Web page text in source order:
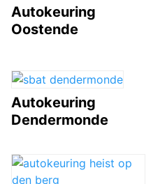
Autokeuring
Oostende
Autokeuring
Dendermonde